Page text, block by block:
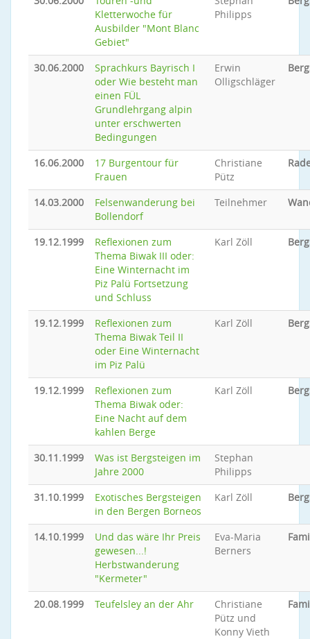
Kletterwoche für
Ausbilder "Mont Blanc
Gebiet"
Philipps
30.06.2000
Sprachkurs Bayrisch I
oder Wie besteht man
einen FÜL
Grundlehrgang alpin
unter erschwerten
Bedingungen
Erwin
Olligschläger
16.06.2000
17 Burgentour für
Frauen
Christiane
Pütz
14.03.2000
Felsenwanderung bei
Bollendorf
Teilnehmer
19.12.1999
Reflexionen zum
Thema Biwak III oder:
Eine Winternacht im
Piz Palü Fortsetzung
und Schluss
Karl Zöll
19.12.1999
Reflexionen zum
Thema Biwak Teil II
oder Eine Winternacht
im Piz Palü
Karl Zöll
19.12.1999
Reflexionen zum
Thema Biwak oder:
Eine Nacht auf dem
kahlen Berge
Karl Zöll
30.11.1999
Was ist Bergsteigen im
Jahre 2000
Stephan
Philipps
31.10.1999
Exotisches Bergsteigen
in den Bergen Borneos
Karl Zöll
14.10.1999
Und das wäre Ihr Preis
gewesen...!
Herbstwanderung
"Kermeter"
Eva-Maria
Berners
20.08.1999 Teufelsley an der Ahr
Christiane
Pütz und
Konny Vieth